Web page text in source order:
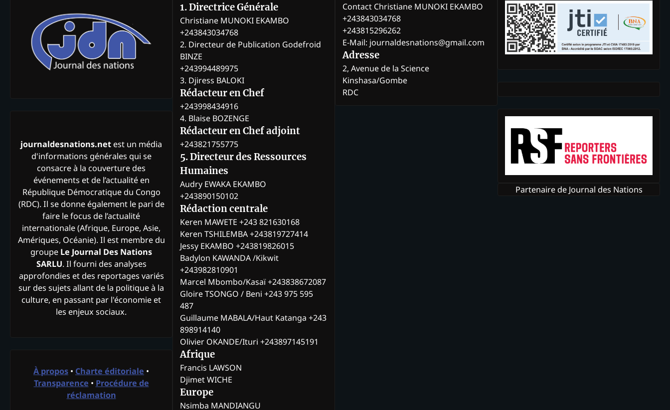
journaldesnations.net est un média
d'informations générales qui se
consacre à la couverture des
événements et de l’actualité en
République Démocratique du Congo
(RDC). Il se donne également le pari de
faire le focus de l’actualité
internationale (Afrique, Europe, Asie,
Amériques, Océanie). Il est membre du
groupe Le Journal Des Nations
SARLU. Il fourni des analyses
approfondies et des reportages variés
sur des sujets allant de la politique à la
culture, en passant par l'économie et
les enjeux sociaux.
À propos • Charte éditoriale •
Transparence • Procédure de
réclamation
1. Directrice Générale
Christiane MUNOKI EKAMBO
+243843034768
2. Directeur de Publication Godefroid
BINZE
+243994489975
3. Djiress BALOKI
Rédacteur en Chef
+243998434916
4. Blaise BOZENGE
Rédacteur en Chef adjoint
+243821755775
5. Directeur des Ressources
Humaines
Audry EWAKA EKAMBO
+243890150102
Rédaction centrale
Keren MAWETE +243 821630168
Keren TSHILEMBA +243819727414
Jessy EKAMBO +243819826015
Badylon KAWANDA /Kikwit
+243982810901
Marcel Mbombo/Kasaï +243838672087
Gloire TSONGO / Beni +243 975 595
487
Guillaume MABALA/Haut Katanga +243
898914140
Olivier OKANDE/Ituri +243897145191
Afrique
Francis LAWSON
Djimet WICHE
Europe
Nsimba MANDIANGU
Contact Christiane MUNOKI EKAMBO
+243843034768
+243815296262
E-Mail: journaldesnations@gmail.com
Adresse
2, Avenue de la Science
Kinshasa/Gombe
RDC
Partenaire de Journal des Nations